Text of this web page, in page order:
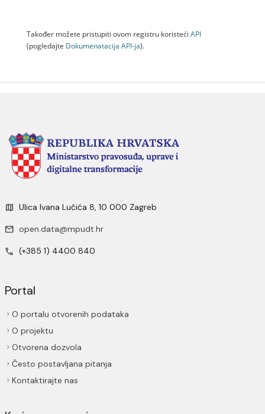
Također možete pristupiti ovom registru koristeći API
(pogledajte Dokumenаtаcijа API-jа).